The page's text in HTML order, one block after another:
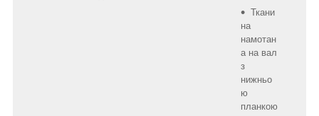
Ткани
на
намотан
а на вал
з
нижньо
ю
планкою